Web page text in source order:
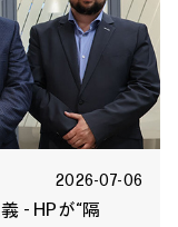
2026-07-06
- HPが“隔